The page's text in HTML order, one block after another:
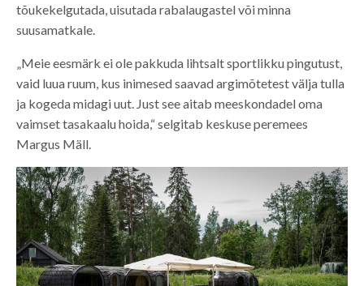
tõukekelgutada, uisutada rabalaugastel või minna
suusamatkale.
„Meie eesmärk ei ole pakkuda lihtsalt sportlikku pingutust,
vaid luua ruum, kus inimesed saavad argimõtetest välja tulla
ja kogeda midagi uut. Just see aitab meeskondadel oma
vaimset tasakaalu hoida,“ selgitab keskuse peremees
Margus Mäll.